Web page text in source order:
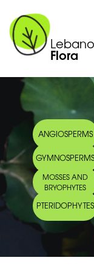
Flora
ANGIOSPERMS
GYMNOSPERMS
MOSSES AND
BRYOPHYTES
PTERIDOPHYTES